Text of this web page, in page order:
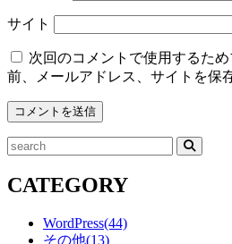
サイト
次回のコメントで使用するた
前、メールアドレス、サイトを保
検
CATEGORY
WordPress(44)
その他(13)